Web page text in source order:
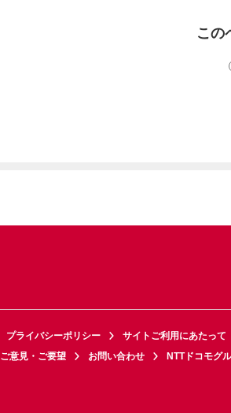
この
プライバシーポリシー サイトご利用にあたって
ご意見・ご要望 お問い合わせ NTTドコモグ